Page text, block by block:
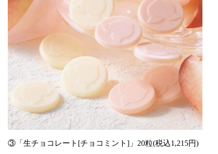
③「生チョコレート[チョコミント]」20粒(税込1,215円)